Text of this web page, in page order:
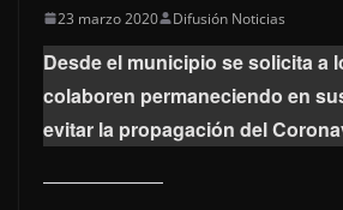
23 marzo 2020 Difusión Noticias
Desde el municipio se solicita a
colaboren permaneciendo en
evitar la propagación del